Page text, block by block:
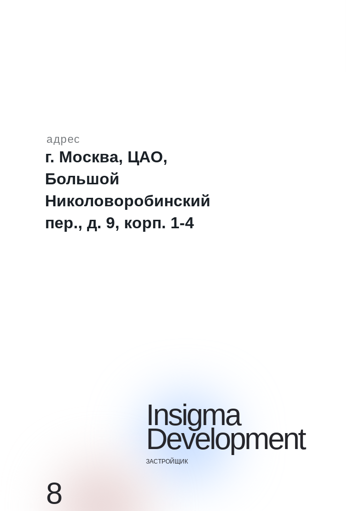
адрес
г. Москва, ЦАО,
Большой
Николоворобинский
пер., д. 9, корп. 1-4
Insigma
Development
ЗАСТРОЙЩИК
8